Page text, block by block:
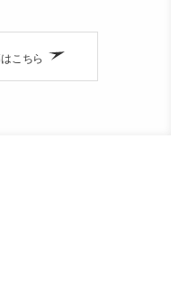
こちら